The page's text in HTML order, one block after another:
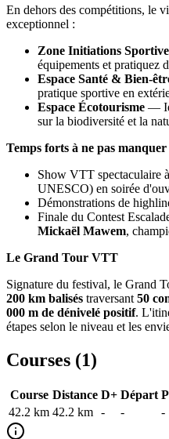
En dehors des compétitions, le
exceptionnel :
Zone Initiations
équipements et pratiquez
Espace Santé & Bien-
pratique sportive en
Espace Écotourisme —
sur la biodiversité et la
Temps forts à ne pas manquer
Show VTT spectaculaire
UNESCO) en soirée
Démonstrations de
Finale du Contest
Mickaël Mawem,
Le Grand Tour VTT
Signature du festival, le Grand
200 km balisés traversant 50
000 m de dénivelé positif.
étapes selon le niveau et les
Courses (1)
Course Distance D+ Départ
42.2 km 42.2 km - - -